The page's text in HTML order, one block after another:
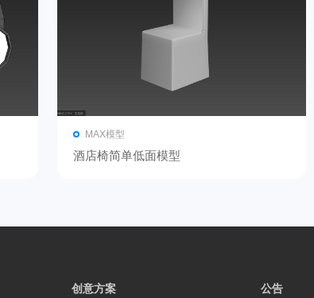
MAX模型
酒店椅简单低面模型
创意方案 公告